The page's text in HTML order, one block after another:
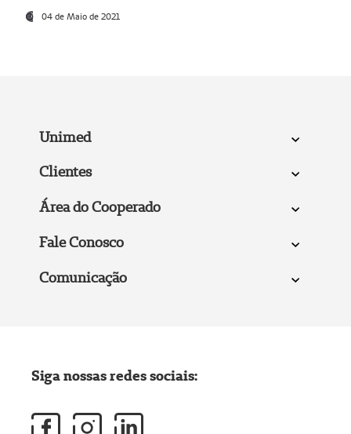
04 de Maio de 2021
Unimed
Clientes
Área do Cooperado
Fale Conosco
Comunicação
Siga nossas redes sociais: